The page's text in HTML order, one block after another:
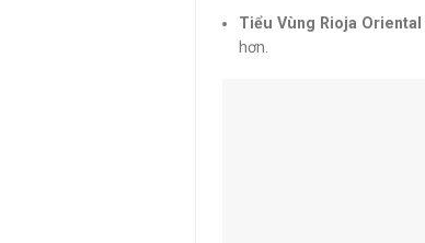
Tiểu Vùng Rioja Oriental
hơn.